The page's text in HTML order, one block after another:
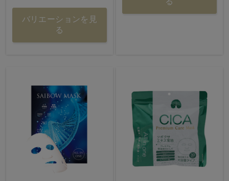
バリエーションを見
る